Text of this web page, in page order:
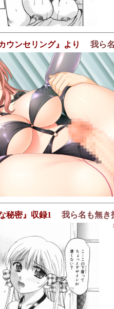
ウンセリング』より 我ら
秘密』収録1
我ら名も無き